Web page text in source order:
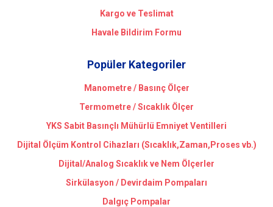
Kargo ve Teslimat
Havale Bildirim Formu
Popüler Kategoriler
Manometre / Basınç Ölçer
Termometre / Sıcaklık Ölçer
YKS Sabit Basınçlı Mühürlü Emniyet Ventilleri
Dijital Ölçüm Kontrol Cihazları (Sıcaklık,Zaman,Proses vb.)
Dijital/Analog Sıcaklık ve Nem Ölçerler
Sirkülasyon / Devirdaim Pompaları
Dalgıç Pompalar